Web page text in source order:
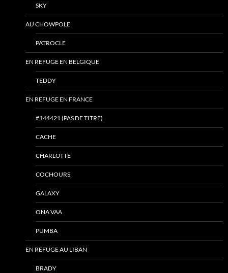
SKY
AU CHOWPOLE
PATROCLE
EN REFUGE EN BELGIQUE
TEDDY
EN REFUGE EN FRANCE
#144421 (PAS DE TITRE)
CACHE
CHARLOTTE
COCHOURS
GALAXY
ONA VAA
PUMBA
EN REFUGE AU LIBAN
BRADY